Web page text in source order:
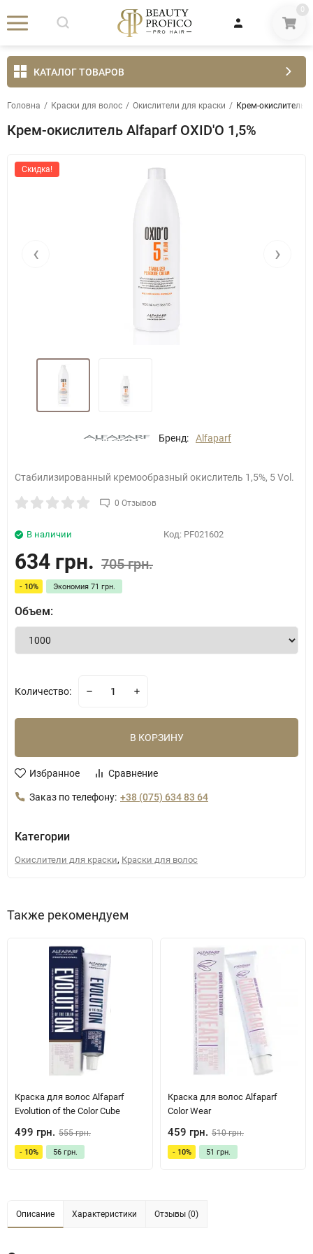
0
КАТАЛОГ ТОВАРОВ
Головна / Краски для волос / Окислители для краски / Крем-окислитель
Крем-окислитель Alfaparf OXID'O 1,5%
Скидка!
‹ ›
Бренд: Alfaparf
Стабилизированный кремообразный окислитель 1,5%, 5 Vol.
0 Отзывов
Код: PF021602
В наличии
634 грн. 705 грн.
- 10% Экономия 71 грн.
Объем:
Количество:
В КОРЗИНУ
Избранное Сравнение
Заказ по телефону: +38 (075) 634 83 64
Категории
Окислители для краски, Краски для волос
Также рекомендуем
Краска для волос Alfaparf
Evolution of the Color Cube
499 грн. 555 грн.
- 10% 56 грн.
Краска для волос Alfaparf
Color Wear
459 грн. 510 грн.
- 10% 51 грн.
Описание Характеристики Отзывы (0)